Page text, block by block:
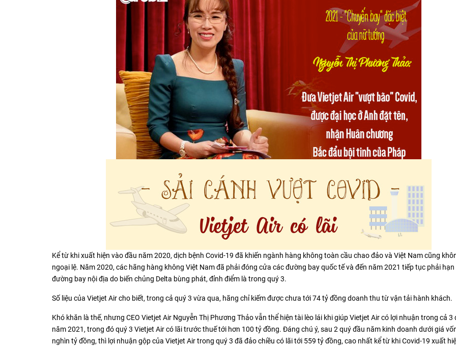
Kể từ khi xuất hiện vào đầu năm 2020, dịch bệnh Covid-19 đã khiến ngành hàng không toàn cầu chao đảo và Việt Nam cũng
ngoại lệ. Năm 2020, các hãng hàng không Việt Nam đã phải đóng cửa các đường bay quốc tế và đến năm 2021 tiếp tục phải hạn
đường bay nội địa do biến chủng Delta bùng phát, đỉnh điểm là trong quý 3.
Số liệu của Vietjet Air cho biết, trong cả quý 3 vừa qua, hãng chỉ kiếm được chưa tới 74 tỷ đồng doanh thu từ vận tải hành khách.
Khó khăn là thế, nhưng CEO Vietjet Air Nguyễn Thị Phương Thảo vẫn thể hiện tài lèo lái khi giúp Vietjet Air có lợi nhuận trong cả 3
năm 2021, trong đó quý 3 Vietjet Air có lãi trước thuế tới hơn 100 tỷ đồng. Đáng chú ý, sau 2 quý đầu năm kinh doanh dưới giá
nghìn tỷ đồng, thì lợi nhuận gộp của Vietjet Air trong quý 3 đã đảo chiều có lãi tới 559 tỷ đồng, cao nhất kể từ khi Covid-19 xuất